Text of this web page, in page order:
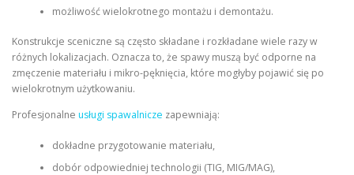
możliwość wielokrotnego montażu i demontażu.
Konstrukcje sceniczne są często składane i rozkładane wiele razy w
różnych lokalizacjach. Oznacza to, że spawy muszą być odporne na
zmęczenie materiału i mikro-pęknięcia, które mogłyby pojawić się po
wielokrotnym użytkowaniu.
Profesjonalne usługi spawalnicze zapewniają:
dokładne przygotowanie materiału,
dobór odpowiedniej technologii (TIG, MIG/MAG),